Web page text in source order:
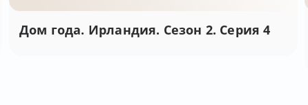
Дом года. Ирландия. Сезон 2. Серия 4